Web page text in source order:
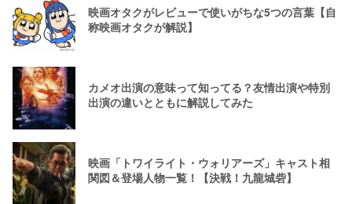
映画オタクがレビューで使いがちな5つの言葉【自
称映画オタクが解説】
カメオ出演の意味って知ってる？友情出演や特別
出演の違いとともに解説してみた
映画「トワイライト・ウォリアーズ」キャスト相
関図＆登場人物一覧！【決戦！九龍城砦】